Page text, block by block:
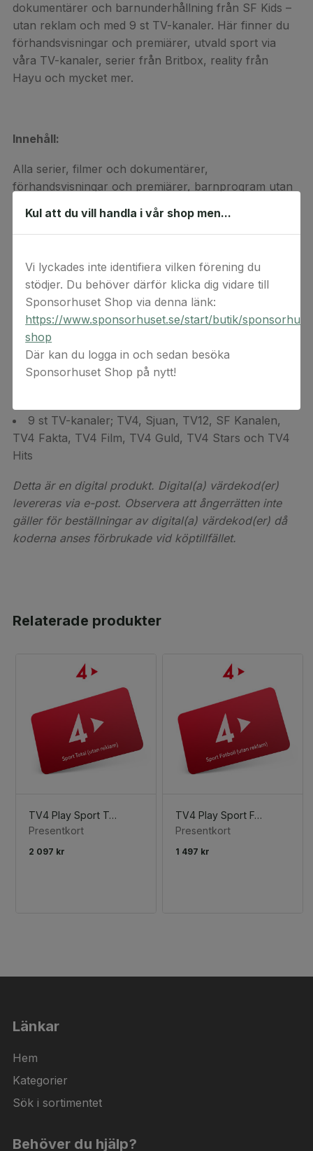
dokumentärer och barnunderhållning från SF Kids –
utan reklam och med 9 st TV-kanaler. Här finner du
förhandsvisningar och premiärer, utvald sport via
våra TV-kanaler, serier från Britbox, reality från
Hayu och mycket mer.
Innehåll:
Alla serier, filmer och dokumentärer,
förhandsvisningar och premiärer, barnprogram utan
Britbox och reality från Hayu samt 9 st TV-kanaler.
Exklusiva dramapremiärer och avsnitt
All underhållning
Barnprogram
Reality från Hayu
9 st TV-kanaler; TV4, Sjuan, TV12, SF Kanalen,
TV4 Fakta, TV4 Film, TV4 Guld, TV4 Stars och TV4
Hits
Detta är en digital produkt. Digital(a) värdekod(er)
levereras via e-post. Observera att ångerrätten inte
gäller för beställningar av digital(a) värdekod(er) då
koderna anses förbrukade vid köptillfället.
Relaterade produkter
TV4 Play Sport Total (utan reklam)
Presentkort
2 097 kr
TV4 Play Sport Fotboll (utan reklam)
Presentkort
1 497 kr
Länkar
Hem
Kategorier
Sök i sortimentet
Behöver du hjälp?
Kul att du vill handla i vår shop men...
Vi lyckades inte identifiera vilken förening du
stödjer. Du behöver därför klicka dig vidare till
Sponsorhuset Shop via denna länk:
https://www.sponsorhuset.se/start/butik/
shop
Där kan du logga in och sedan besöka
Sponsorhuset Shop på nytt!